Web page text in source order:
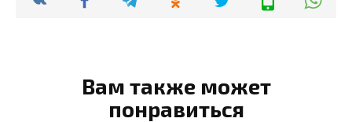
Вам также может
понравиться